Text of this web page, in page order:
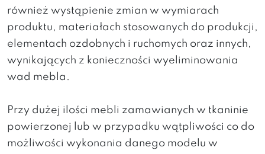
również wystąpienie zmian w wymiarach
produktu, materiałach stosowanych do produkcji,
elementach ozdobnych i ruchomych oraz innych,
wynikających z konieczności wyeliminowania
wad mebla.
Przy dużej ilości mebli zamawianych w tkaninie
powierzonej lub w przypadku wątpliwości co do
możliwości wykonania danego modelu w